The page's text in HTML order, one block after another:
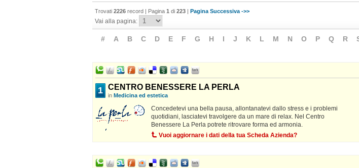
Trovati 2226 record | Pagina 1 di 223 Pagina Successiva ->>
Vai alla pagina:
# A B C D E F G H I J K L M N O P Q R
1 CENTRO BENESSERE LA PERLA
in Medicina ed estetica
Concedetevi una bella pausa, allontanatevi dallo stress e i problemi
quotidiani, lasciatevi travolgere da un mare di relax. Nel Centro
Benessere La Perla potrete ritrovare forma ed armonia.
Vuoi aggiornare i dati della tua Scheda Azienda?